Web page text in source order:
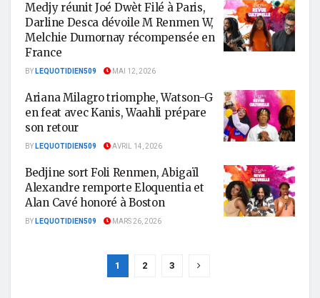
Medjy réunit Joé Dwèt Filé à Paris,
Darline Desca dévoile M Renmen W,
Melchie Dumornay récompensée en
France
BYLEQUOTIDIEN509 MAI 12, 2026
Ariana Milagro triomphe, Watson-G
en feat avec Kanis, Waahli prépare
son retour
BYLEQUOTIDIEN509 AVRIL 14, 2026
Bedjine sort Foli Renmen, Abigaïl
Alexandre remporte Eloquentia et
Alan Cavé honoré à Boston
BYLEQUOTIDIEN509 MARS 26, 2026
1 2 3